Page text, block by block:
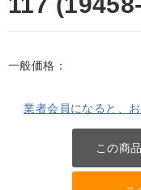
一般価格：
業者会員になると、
この商